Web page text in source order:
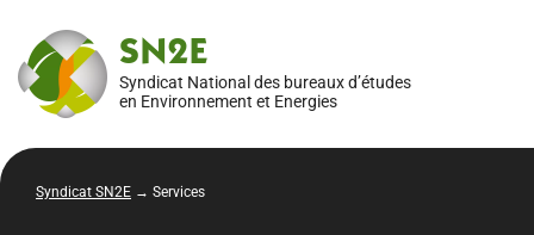
SN2E
Syndicat National des bureaux d’études
en Environnement et Energies
Syndicat SN2E → Services